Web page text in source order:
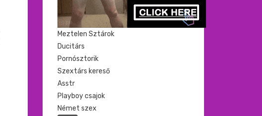
Meztelen Sztárok
Ducitárs
Pornósztorik
Szextárs kereső
Asstr
Playboy csajok
Német szex